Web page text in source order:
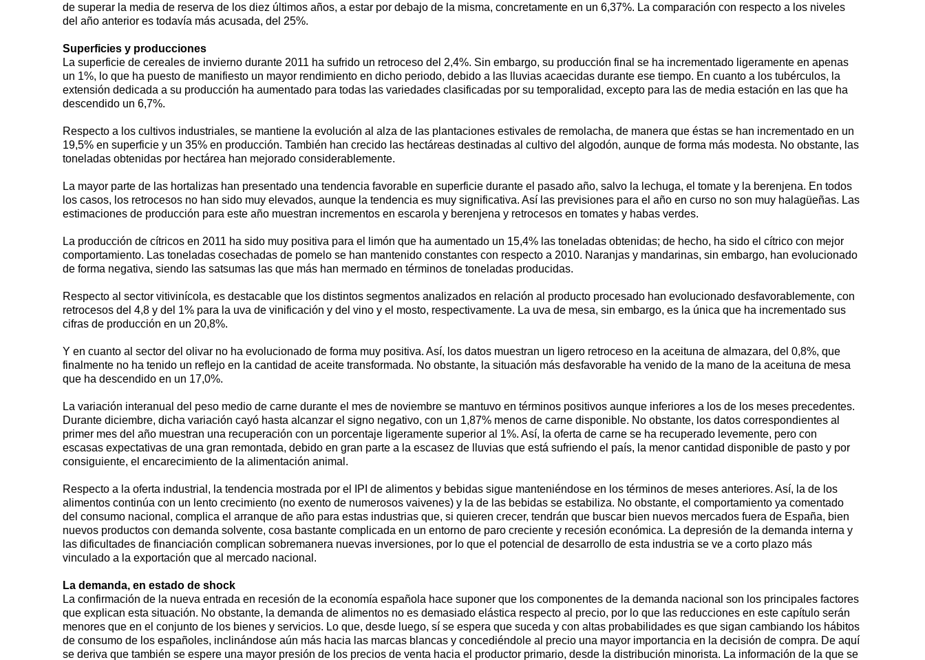
de superar la media de reserva de los diez últimos años, a estar por debajo de la misma, concretamente en un 6,37%. La comparación con respecto a los niveles
del año anterior es todavía más acusada, del 25%.
Superficies y producciones
La superficie de cereales de invierno durante 2011 ha sufrido un retroceso del 2,4%. Sin embargo, su producción final se ha incrementado ligeramente en apenas
un 1%, lo que ha puesto de manifiesto un mayor rendimiento en dicho periodo, debido a las lluvias acaecidas durante ese tiempo. En cuanto a los tubérculos, la
extensión dedicada a su producción ha aumentado para todas las variedades clasificadas por su temporalidad, excepto para las de media estación en las que ha
descendido un 6,7%.
Respecto a los cultivos industriales, se mantiene la evolución al alza de las plantaciones estivales de remolacha, de manera que éstas se han incrementado en un
19,5% en superficie y un 35% en producción. También han crecido las hectáreas destinadas al cultivo del algodón, aunque de forma más modesta. No obstante, las
toneladas obtenidas por hectárea han mejorado considerablemente.
La mayor parte de las hortalizas han presentado una tendencia favorable en superficie durante el pasado año, salvo la lechuga, el tomate y la berenjena. En todos
los casos, los retrocesos no han sido muy elevados, aunque la tendencia es muy significativa. Así las previsiones para el año en curso no son muy halagüeñas. Las
estimaciones de producción para este año muestran incrementos en escarola y berenjena y retrocesos en tomates y habas verdes.
La producción de cítricos en 2011 ha sido muy positiva para el limón que ha aumentado un 15,4% las toneladas obtenidas; de hecho, ha sido el cítrico con mejor
comportamiento. Las toneladas cosechadas de pomelo se han mantenido constantes con respecto a 2010. Naranjas y mandarinas, sin embargo, han evolucionado
de forma negativa, siendo las satsumas las que más han mermado en términos de toneladas producidas.
Respecto al sector vitivinícola, es destacable que los distintos segmentos analizados en relación al producto procesado han evolucionado desfavorablemente, con
retrocesos del 4,8 y del 1% para la uva de vinificación y del vino y el mosto, respectivamente. La uva de mesa, sin embargo, es la única que ha incrementado sus
cifras de producción en un 20,8%.
Y en cuanto al sector del olivar no ha evolucionado de forma muy positiva. Así, los datos muestran un ligero retroceso en la aceituna de almazara, del 0,8%, que
finalmente no ha tenido un reflejo en la cantidad de aceite transformada. No obstante, la situación más desfavorable ha venido de la mano de la aceituna de mesa
que ha descendido en un 17,0%.
La variación interanual del peso medio de carne durante el mes de noviembre se mantuvo en términos positivos aunque inferiores a los de los meses precedentes.
Durante diciembre, dicha variación cayó hasta alcanzar el signo negativo, con un 1,87% menos de carne disponible. No obstante, los datos correspondientes al
primer mes del año muestran una recuperación con un porcentaje ligeramente superior al 1%. Así, la oferta de carne se ha recuperado levemente, pero con
escasas expectativas de una gran remontada, debido en gran parte a la escasez de lluvias que está sufriendo el país, la menor cantidad disponible de pasto y por
consiguiente, el encarecimiento de la alimentación animal.
Respecto a la oferta industrial, la tendencia mostrada por el IPI de alimentos y bebidas sigue manteniéndose en los términos de meses anteriores. Así, la de los
alimentos continúa con un lento crecimiento (no exento de numerosos vaivenes) y la de las bebidas se estabiliza. No obstante, el comportamiento ya comentado
del consumo nacional, complica el arranque de año para estas industrias que, si quieren crecer, tendrán que buscar bien nuevos mercados fuera de España, bien
nuevos productos con demanda solvente, cosa bastante complicada en un entorno de paro creciente y recesión económica. La depresión de la demanda interna y
las dificultades de financiación complican sobremanera nuevas inversiones, por lo que el potencial de desarrollo de esta industria se ve a corto plazo más
vinculado a la exportación que al mercado nacional.
La demanda, en estado de shock
La confirmación de la nueva entrada en recesión de la economía española hace suponer que los componentes de la demanda nacional son los principales factores
que explican esta situación. No obstante, la demanda de alimentos no es demasiado elástica respecto al precio, por lo que las reducciones en este capítulo serán
menores que en el conjunto de los bienes y servicios. Lo que, desde luego, sí se espera que suceda y con altas probabilidades es que sigan cambiando los hábitos
de consumo de los españoles, inclinándose aún más hacia las marcas blancas y concediéndole al precio una mayor importancia en la decisión de compra. De aquí
se deriva que también se espere una mayor presión de los precios de venta hacia el productor primario, desde la distribución minorista. La información de la que se